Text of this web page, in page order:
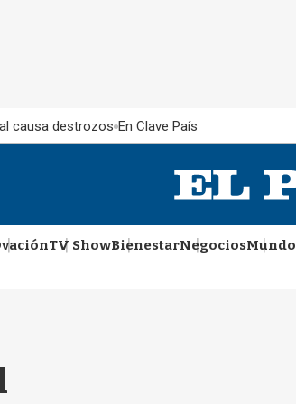
causa destrozos En Clave País
TV ShowBienestarNegociosMundo